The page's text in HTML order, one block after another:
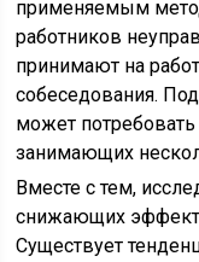
применяемым
работников
принимают на
собеседования.
может
занимающих
Вместе с тем,
снижающих
Существует